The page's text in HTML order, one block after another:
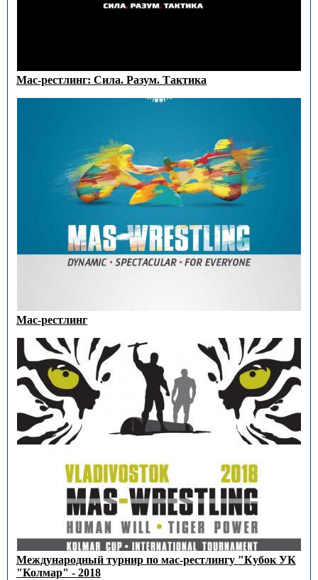
Мас-рестлинг: Сила. Разум. Тактика
Мас-рестлинг
Международный турнир по мас-рестлингу "Кубок УК
"Колмар" - 2018